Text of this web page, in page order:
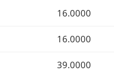
16.0000
16.0000
39.0000